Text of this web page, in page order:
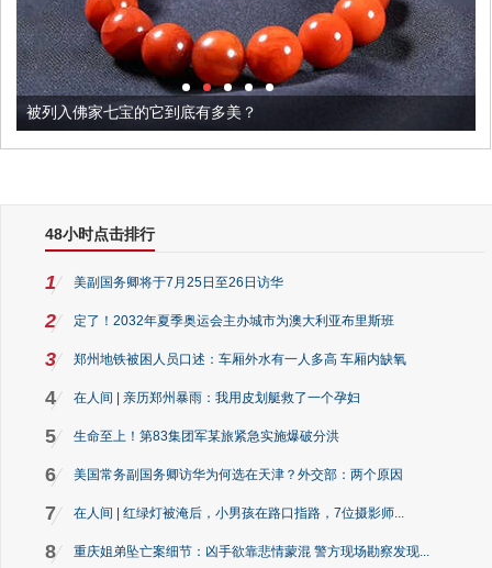
被列入佛家七宝的它到底有多美？
48小时点击排行
1 美副国务卿将于7月25日至26日访华
2 定了！2032年夏季奥运会主办城市为澳大利亚布里斯班
3 郑州地铁被困人员口述：车厢外水有一人多高 车厢内缺氧
4 在人间 | 亲历郑州暴雨：我用皮划艇救了一个孕妇
5 生命至上！第83集团军某旅紧急实施爆破分洪
6 美国常务副国务卿访华为何选在天津？外交部：两个原因
7 在人间 | 红绿灯被淹后，小男孩在路口指路，7位摄影师...
8 重庆姐弟坠亡案细节：凶手欲靠悲情蒙混 警方现场勘察发现...